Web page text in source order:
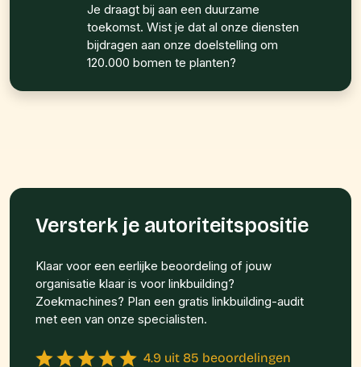
Je draagt bij aan een duurzame
toekomst. Wist je dat al onze diensten
bijdragen aan onze doelstelling om
120.000 bomen te planten?
Versterk je autoriteitspositie
Klaar voor een eerlijke beoordeling of jouw
organisatie klaar is voor linkbuilding?
Zoekmachines? Plan een gratis linkbuilding-audit
met een van onze specialisten.
4.9 uit 85 beoordelingen